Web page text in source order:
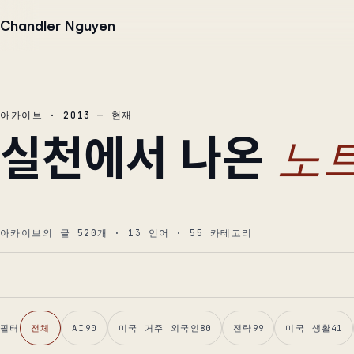
Chandler Nguyen
아카이브 · 2013 — 현재
실천에서 나온 노
아카이브의 글 520개 · 13 언어 · 55 카테고리
필터 전체 AI 90 미국 거주 외국인 80 전략 99 미국 생활41